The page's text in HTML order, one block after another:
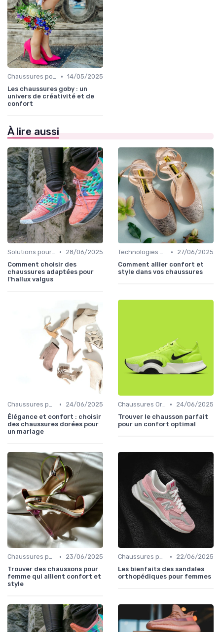
Chaussures pour Occasions Spéciales • 14/05/2025
Les chaussures goby : un
univers de créativité et de
confort
À lire aussi
Solutions pour Pieds Sensibles •
28/06/2025
Comment choisir des
chaussures adaptées pour
l'hallux valgus
Technologies de Confort •
27/06/2025
Comment allier confort et
style dans vos chaussures
Chaussures pour Occasions Spéciales •
24/06/2025
Élégance et confort : choisir
des chaussures dorées pour
un mariage
Chaussures Orthopédiques •
24/06/2025
Trouver le chausson parfait
pour un confort optimal
Chaussures pour Occasions Spéciales •
23/06/2025
Trouver des chaussons pour
femme qui allient confort et
style
Chaussures pour Occasions Spéciales •
22/06/2025
Les bienfaits des sandales
orthopédiques pour femmes